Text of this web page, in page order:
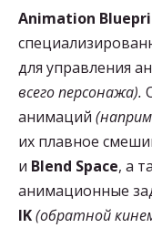
Animation
для управления
всего персонажа).
анимаций
их плавное
и Blend Space, а
анимационные
IK(обратной